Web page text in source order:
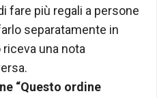
fare più regali a persone
separatamente in
una nota
“Questo ordine